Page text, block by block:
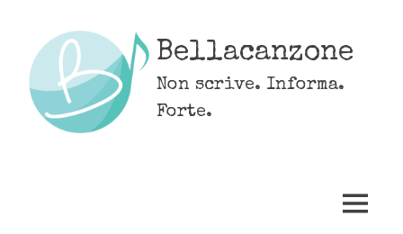
content
Bellacanzone
Non scrive. Informa.
Forte.
MENU